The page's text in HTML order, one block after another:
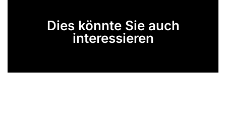
Dies könnte Sie auch
interessieren